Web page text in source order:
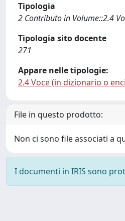
Tipologia
2 Contributo in Volume::2.4
Tipologia sito docente
271
Appare nelle tipologie:
2.4 Voce (in dizionario o
File in questo prodotto:
Non ci sono file associati a
I documenti in IRIS sono